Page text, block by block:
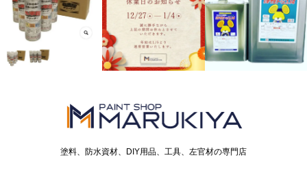
塗料、防水資材、DIY用品、工具、左官材の専門店